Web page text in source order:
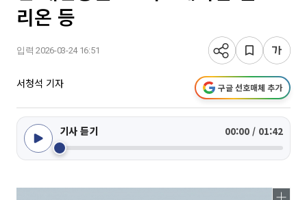
리온 등
입력 2026-03-24 16:51
서청석 기자 구글 선호매체 추가
기사 듣기 00:00 / 01:42